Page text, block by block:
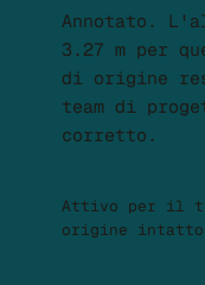
Annotato.
3.27 m per
di origine
team di
corretto.
Attivo per il
origine intatto